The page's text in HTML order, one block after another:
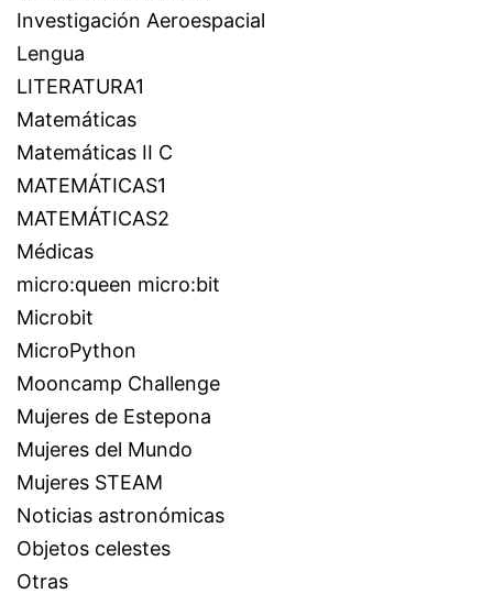
Investigación Aeroespacial
Lengua
LITERATURA1
Matemáticas
Matemáticas II C
MATEMÁTICAS1
MATEMÁTICAS2
Médicas
micro:queen micro:bit
Microbit
MicroPython
Mooncamp Challenge
Mujeres de Estepona
Mujeres del Mundo
Mujeres STEAM
Noticias astronómicas
Objetos celestes
Otras